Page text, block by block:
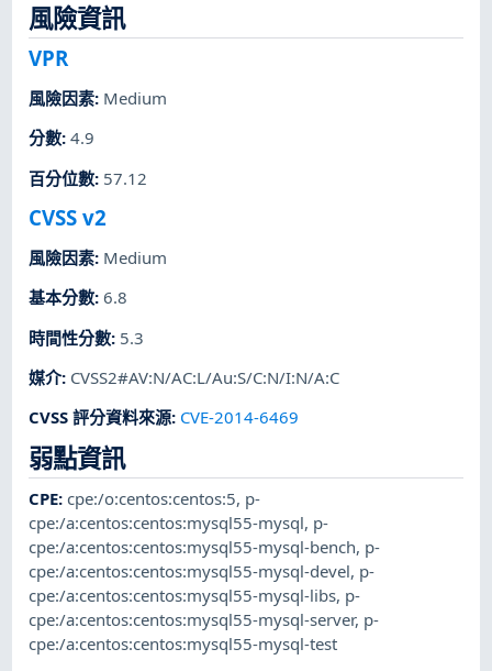
風險資訊
VPR
風險因素: Medium
分數:4.9
百分位數: 57.12
CVSS v2
風險因素: Medium
基本分數:6.8
時間性分數: 5.3
媒介: CVSS2#AV:N/AC:L/Au:S/C:N/I:N/A:C
CVSS 評分資料來源: CVE-2014-6469
弱點資訊
CPE:cpe:/o:centos:centos:5, p-
cpe:/a:centos:centos:mysql55-mysql, p-
cpe:/a:centos:centos:mysql55-mysql-bench, p-
cpe:/a:centos:centos:mysql55-mysql-devel, p-
cpe:/a:centos:centos:mysql55-mysql-libs, p-
cpe:/a:centos:centos:mysql55-mysql-server, p-
cpe:/a:centos:centos:mysql55-mysql-test